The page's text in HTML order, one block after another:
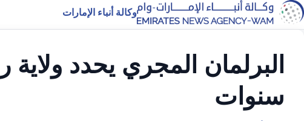
وكالة أنباء الإمارات
البرلمان المجري يحدد ولاية
سنوات